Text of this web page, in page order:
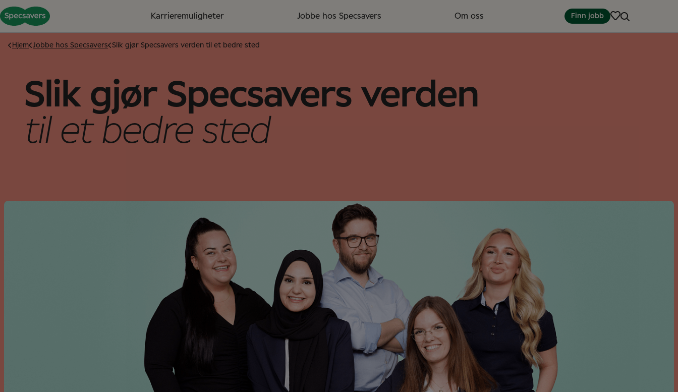
Karrieremuligheter Jobbe hos Specsavers Om oss Finn jobb
Hjem Jobbe hos Specsavers Slik gjør Specsavers verden til et bedre sted
Slik gjør Specsavers verden
til et bedre sted